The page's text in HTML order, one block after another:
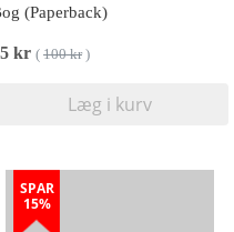
(Paperback)
kr ( 100 kr)
Læg i kurv
SPAR
15%